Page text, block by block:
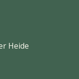
Heide